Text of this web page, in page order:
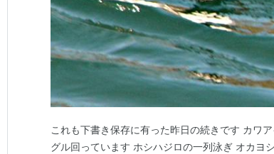
これも下書き保存に有った昨日の続きです カワ
グル回っています ホシハジロの一列泳ぎ オカヨ